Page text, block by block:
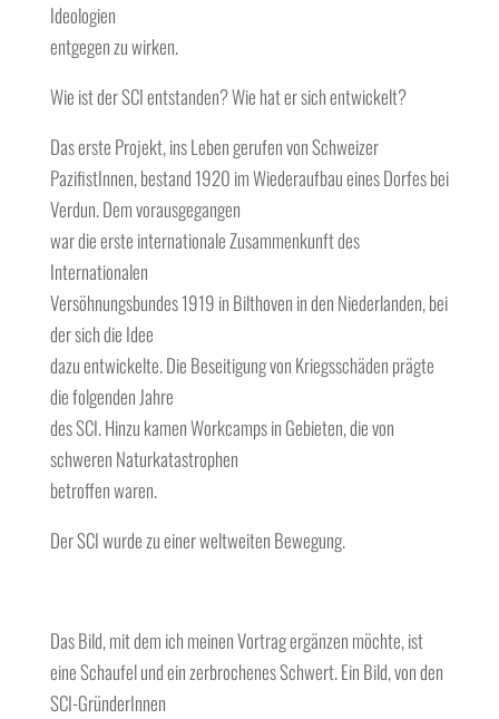
Ideologien
entgegen zu wirken.
Wie ist der SCI entstanden? Wie hat er sich entwickelt?
Das erste Projekt, ins Leben gerufen von Schweizer
PazifistInnen, bestand 1920 im Wiederaufbau eines Dorfes bei
Verdun. Dem vorausgegangen
war die erste internationale Zusammenkunft des
Internationalen
Versöhnungsbundes 1919 in Bilthoven in den Niederlanden, bei
der sich die Idee
dazu entwickelte. Die Beseitigung von Kriegsschäden prägte
die folgenden Jahre
des SCI. Hinzu kamen Workcamps in Gebieten, die von
schweren Naturkatastrophen
betroffen waren.
Der SCI wurde zu einer weltweiten Bewegung.
Das Bild, mit dem ich meinen Vortrag ergänzen möchte, ist
eine Schaufel und ein zerbrochenes Schwert. Ein Bild, von den
SCI-GründerInnen